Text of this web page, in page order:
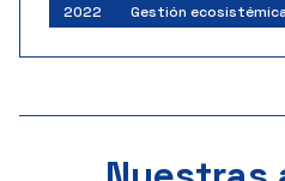
2022 Gestión